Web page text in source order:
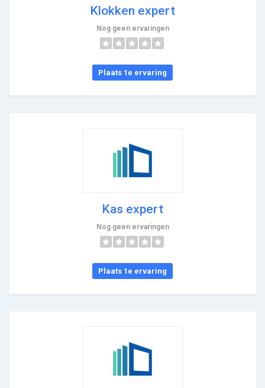
Klokken expert
Nog geen ervaringen
Plaats 1e ervaring
Kas expert
Nog geen ervaringen
Plaats 1e ervaring